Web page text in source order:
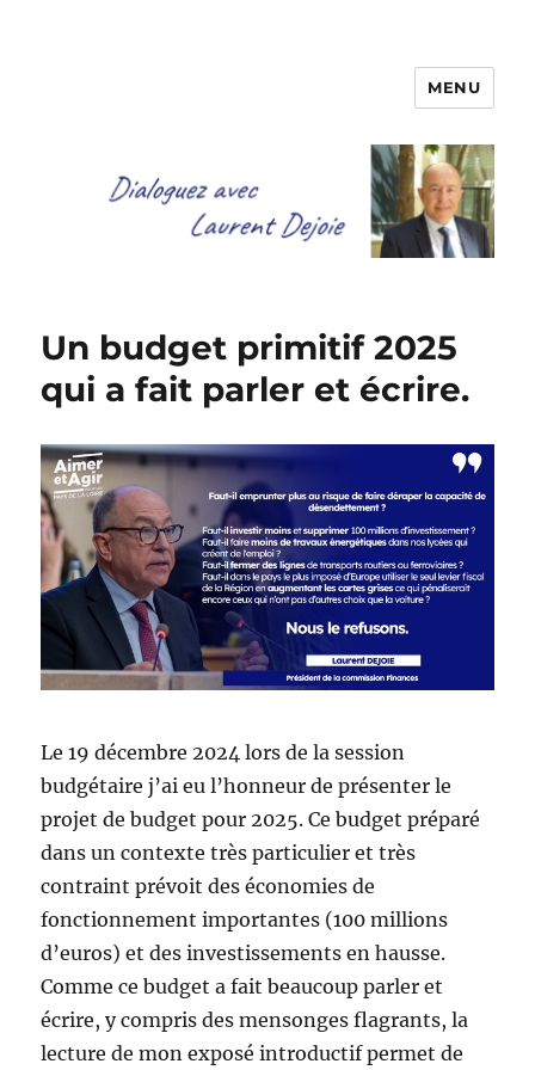
Dialoguez avec Laurent Dejoie
MENU
Un budget primitif 2025
qui a fait parler et écrire.
Le 19 décembre 2024 lors de la session
budgétaire j’ai eu l’honneur de présenter le
projet de budget pour 2025. Ce budget préparé
dans un contexte très particulier et très
contraint prévoit des économies de
fonctionnement importantes (100 millions
d’euros) et des investissements en hausse.
Comme ce budget a fait beaucoup parler et
écrire, y compris des mensonges flagrants, la
lecture de mon exposé introductif permet de